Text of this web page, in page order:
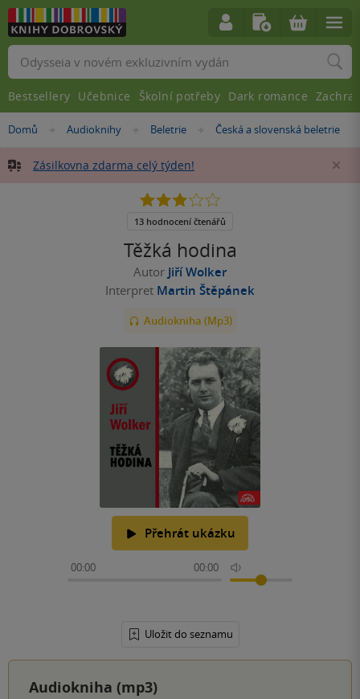
Nacházíte
zde:
Domů »Audioknihy »
Beletrie »
Česká a slovenská beletrie
Zásilkovna zdarma celý týden!
Těžká hodina
Autor Jiří Wolker
Interpret Martin Štěpánek
Audiokniha (Mp3)
Přehrát ukázku
00:00 00:00
Uložit do seznamu
2.9
5
13 hodnocení čtenářů
Audiokniha (mp3)
Vyhledávání
Bestsellery Učebnice Školní potřeby Dark romance